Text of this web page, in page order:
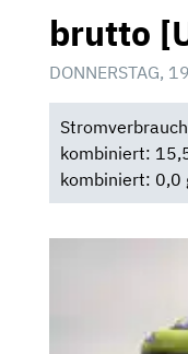
brutto
DONNERSTAG,
kombiniert:
kombiniert: 0,0